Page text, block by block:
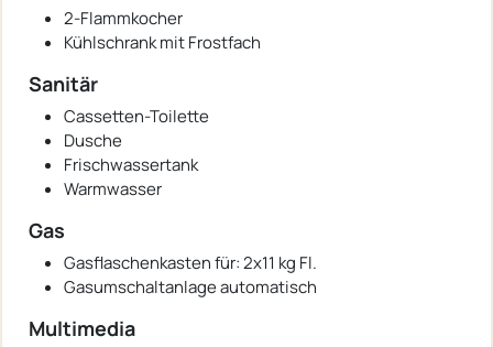
2-Flammkocher
Kühlschrank mit Frostfach
Sanitär
Cassetten-Toilette
Dusche
Frischwassertank
Warmwasser
Gas
Gasflaschenkasten für: 2x11 kg Fl.
Gasumschaltanlage automatisch
Multimedia